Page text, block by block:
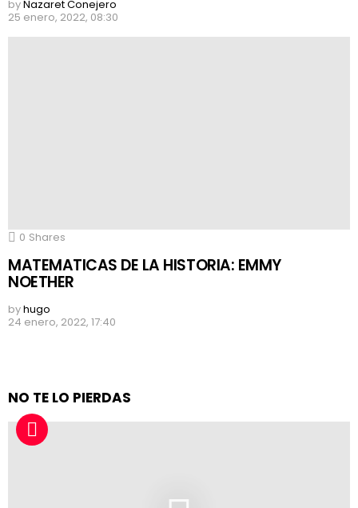
byNazaret Conejero
25 enero, 2022, 08:30
0 Shares
MATEMATICAS DE LA HISTORIA: EMMY
NOETHER
byhugo
24 enero, 2022, 17:40
NO TE LO PIERDAS